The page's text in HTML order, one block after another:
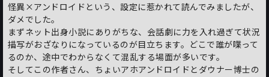
怪異×アンドロイドという、設定に惹かれて読んでみましたが、
ダメでした。
まずネット出身小説にありがちな、会話劇に力を入れ過ぎて状況
描写がおざなりになっているのが目立ちます。どこで誰が喋って
るのか、途中でわからなくて混乱する場面が多いです。
そしてこの作者さん、ちょいアホアンドロイドとダウナー博士の